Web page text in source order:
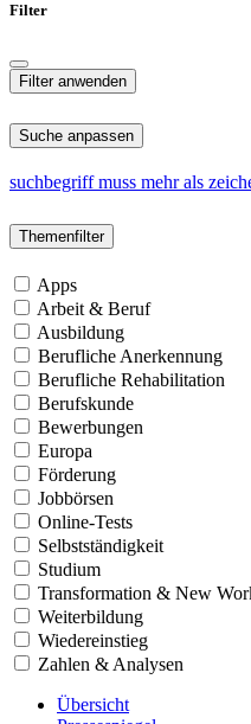
Filter
Suche anpassen
suchbegriffmuss mehrals
Themenfilter
Apps
Arbeit & Beruf
Ausbildung
Berufliche Anerkennung
Berufliche Rehabilitation
Berufskunde
Bewerbungen
Europa
Förderung
Jobbörsen
Online-Tests
Selbstständigkeit
Studium
Transformation & New
Weiterbildung
Wiedereinstieg
Zahlen & Analysen
Übersicht